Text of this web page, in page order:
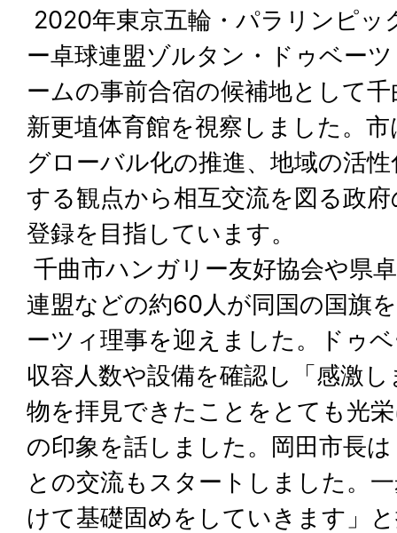
2020年東京五輪・パラリンピッ
ー卓球連盟ゾルタン・ドゥベー
ームの事前合宿の候補地として
新更埴体育館を視察しました。
グローバル化の推進、地域の活
する観点から相互交流を図る政
登録を目指しています。
千曲市ハンガリー友好協会や県
連盟などの約60人が同国の国旗
ーツィ理事を迎えました。ドゥ
収容人数や設備を確認し「感激
物を拝見できたことをとても光
の印象を話しました。岡田市長
との交流もスタートしました。
けて基礎固めをしていきます」